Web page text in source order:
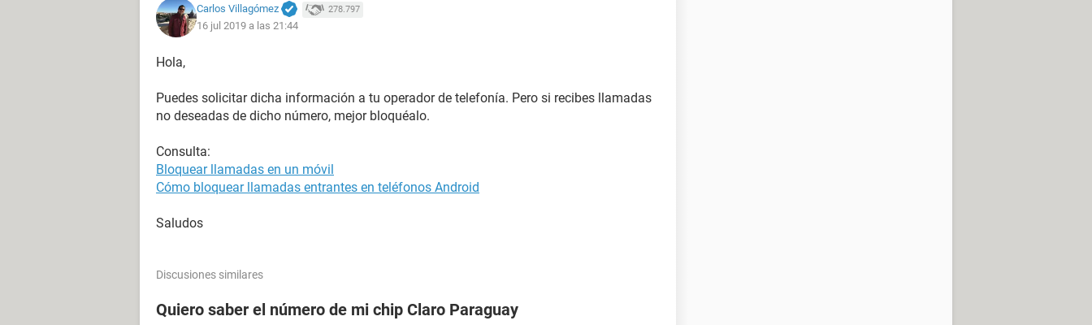
Carlos Villagómez 278.797
16 jul 2019 a las 21:44
Hola,
Puedes solicitar dicha información a tu operador de telefonía. Pero si recibes llamadas
no deseadas de dicho número, mejor bloquéalo.
Consulta:
Bloquear llamadas en un móvil
Cómo bloquear llamadas entrantes en teléfonos Android
Saludos
Discusiones similares
Quiero saber el número de mi chip Claro Paraguay